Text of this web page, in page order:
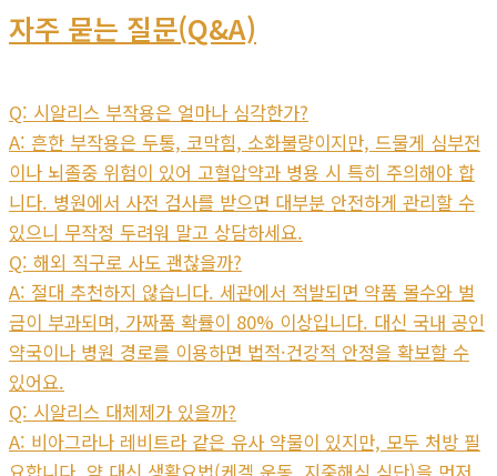
자주 묻는 질문(Q&A)
Q: 시알리스 부작용은 얼마나 심각한가?
A: 흔한 부작용은 두통, 코막힘, 소화불량이지만, 드물게 심부전
이나 뇌졸중 위험이 있어 고혈압약과 병용 시 특히 주의해야 합
니다. 병원에서 사전 검사를 받으면 대부분 안전하게 관리할 수
있으니 무작정 두려워 말고 상담하세요.
Q: 해외 직구로 사도 괜찮을까?
A: 절대 추천하지 않습니다. 세관에서 적발되면 약품 몰수와 벌
금이 부과되며, 가짜품 확률이 80% 이상입니다. 대신 국내 공인
약국이나 병원 경로를 이용하면 법적·건강적 안정을 확보할 수
있어요.
Q: 시알리스 대체제가 있을까?
A: 비아그라나 레비트라 같은 유사 약물이 있지만, 모두 처방 필